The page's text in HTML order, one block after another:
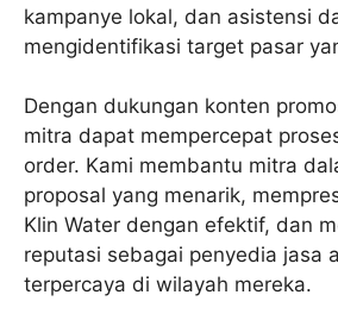
kampanye lokal, dan asistensi
mengidentifikasi target pasar
Dengan dukungan konten
mitra dapat mempercepat
order. Kami membantu mitra
proposal yang menarik,
Klin Water dengan efektif, dan
reputasi sebagai penyedia jasa
terpercaya di wilayah mereka.